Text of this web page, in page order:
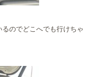
のでどこへでも行けちゃ